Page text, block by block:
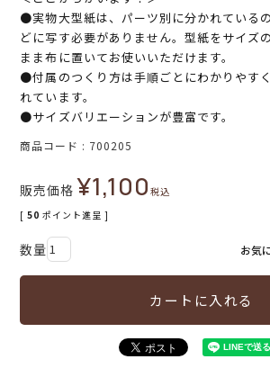
●実物大型紙は、パーツ別に分かれている
どに写す必要がありません。型紙をサイズ
まま布に置いてお使いいただけます。
●付属のつくり方は手順ごとにわかりやす
れています。
●サイズバリエーションが豊富です。
商品コード 700205
販売価格 ¥1,100税込
[ 50 ポイント進呈 ]
お気
カートに入れる